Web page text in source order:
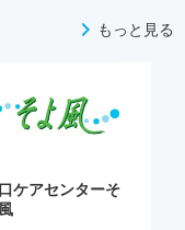
もっと見る
ケアセンターそ